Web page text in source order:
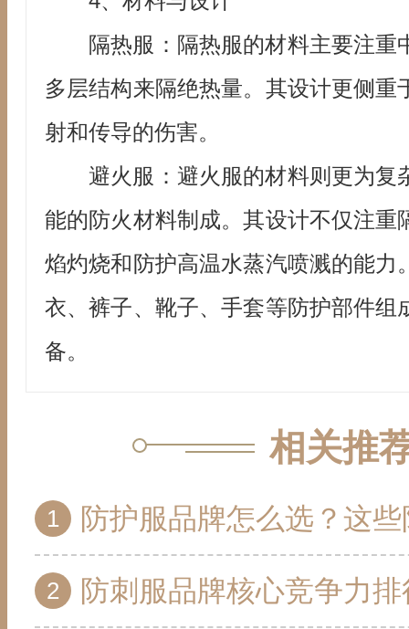
隔热服：隔热服的材料主要注重
多层结构来隔绝热量。其设计更侧重
射和传导的伤害。
避火服：避火服的材料则更为复
能的防火材料制成。其设计不仅注重
焰灼烧和防护高温水蒸汽喷溅的能力
衣、裤子、靴子、手套等防护部件组
备。
相关推
防护服品牌怎么选？这些防护
防刺服品牌核心竞争力排行榜 10个值